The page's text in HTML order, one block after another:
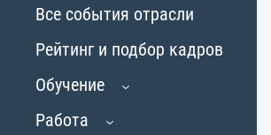
Все события отрасли
Рейтинг и подбор кадров
Обучение
Работа